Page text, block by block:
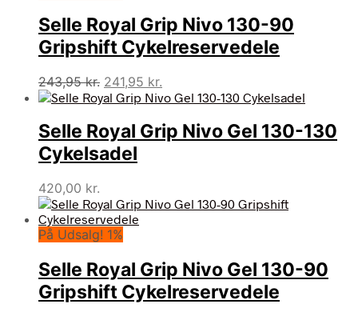
Selle Royal Grip Nivo 130-90
Gripshift Cykelreservedele
243,95kr. Den
oprindelige
var:
243,95 kr..
241,95 kr.
aktuelle
er:
241,95 kr..
Selle Royal Grip Nivo Gel 130-130
Cykelsadel
420,00 kr.
På Udsalg! 1%
Selle Royal Grip Nivo Gel 130-90
Gripshift Cykelreservedele